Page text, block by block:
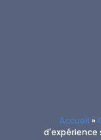
Accueil »
d'expérience